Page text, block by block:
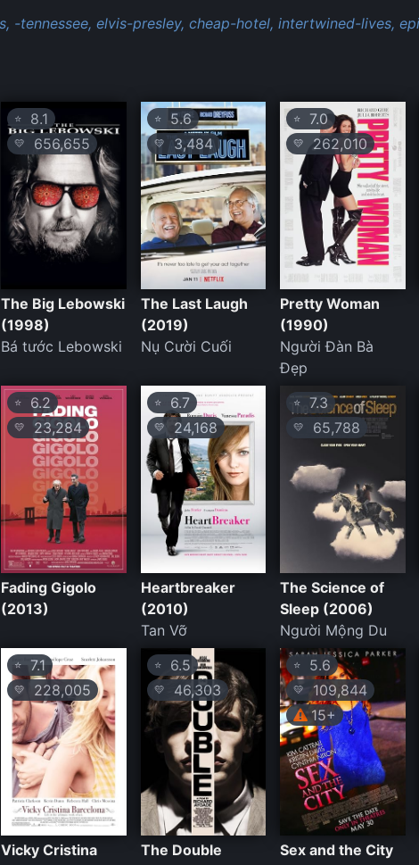
-tennessee, elvis-presley, cheap-hotel, intertwined-lives,
⭐ 8.1
💛 656,655
The Big Lebowski
(1998)
Bá tước Lebowski
⭐5.6
💛 3,484
The Last Laugh
(2019)
Nụ Cười Cuối
⭐ 7.0
💛 262,010
Pretty Woman
(1990)
Người Đàn Bà
Đẹp
⭐ 6.2
💛 23,284
Fading Gigolo
(2013)
⭐6.7
💛 24,168
Heartbreaker
(2010)
Tan Vỡ
⭐ 7.3
💛 65,788
The Science of
Sleep (2006)
Người Mộng Du
⭐ 7.1
💛 228,005
Vicky Cristina
⭐6.5
💛 46,303
The Double
⭐ 5.6
💛
109,844
15+
Sex and the City